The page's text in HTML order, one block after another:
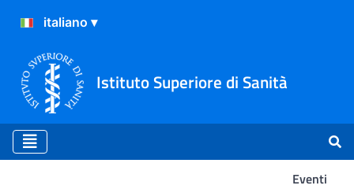
Istituto Superiore di Sanità
Eventi